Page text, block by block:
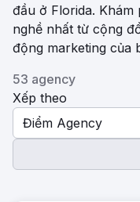
đầu ở Florida. Khám
nghề nhất từ ​​cộng
động marketing của
53 agency
Xếp theo
Điểm Agency